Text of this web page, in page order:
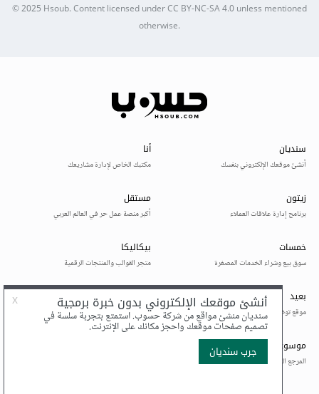
© 2025 Hsoub.Content licensed underCC BY-NC-SA 4.0unless mentioned
otherwise.